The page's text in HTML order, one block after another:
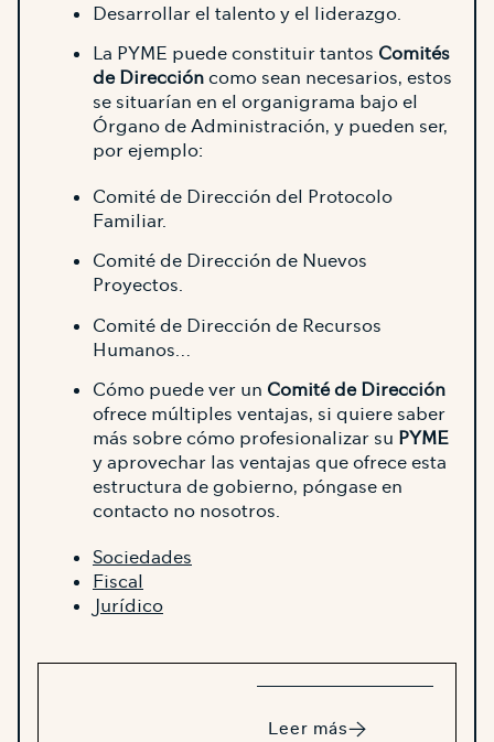
Desarrollar el talento y el liderazgo.
La PYME puede constituir tantos Comités
de Direccióncomo sean necesarios, estos
se situarían en el organigrama bajo el
Órgano de Administración, y pueden ser,
por ejemplo:
Comité de Dirección del Protocolo
Familiar.
Comité de Dirección de Nuevos
Proyectos.
Comité de Dirección de Recursos
Humanos…
Cómo puede ver un Comité de Dirección
ofrece múltiples ventajas, si quiere saber
más sobre cómo profesionalizar su PYME
y aprovechar las ventajas que ofrece esta
estructura de gobierno, póngase en
contacto no nosotros.
Sociedades
Fiscal
Jurídico
Leer más